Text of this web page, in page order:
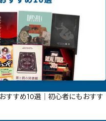
すすめ10選｜初心者にもおすす